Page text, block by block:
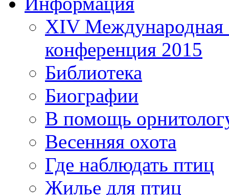
XIV Международная
конференция 2015
Библиотека
Биографии
В помощь
Весенняя охота
Где наблюдать птиц
Жилье для птиц